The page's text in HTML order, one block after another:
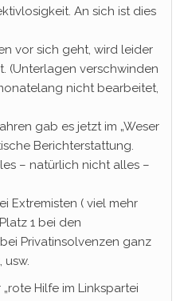
An sich ist dies
vor sich geht, wird leider
(Unterlagen verschwinden
nicht bearbeitet,
gab es jetzt im „Weser
Berichterstattung.
– natürlich nicht alles –
Extremisten ( viel mehr
1 bei den
Privatinsolvenzen ganz
usw.
Hilfe im Linkspartei